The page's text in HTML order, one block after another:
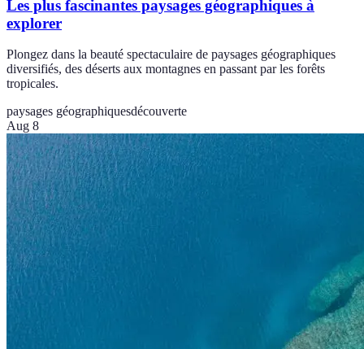
Les plus fascinantes paysages géographiques à
explorer
Plongez dans la beauté spectaculaire de paysages géographiques
diversifiés, des déserts aux montagnes en passant par les forêts
tropicales.
paysages géographiquesdécouverte
Aug 8